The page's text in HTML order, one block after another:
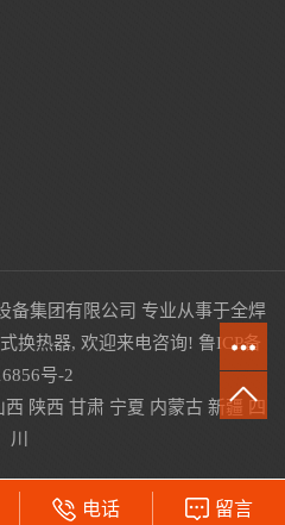
备集团有限公司 专业从事于全焊
换热器, 欢迎来电咨询! 鲁ICP备
号-2
西 陕西 甘肃 宁夏 内蒙古 新疆 四
川
电话 留言